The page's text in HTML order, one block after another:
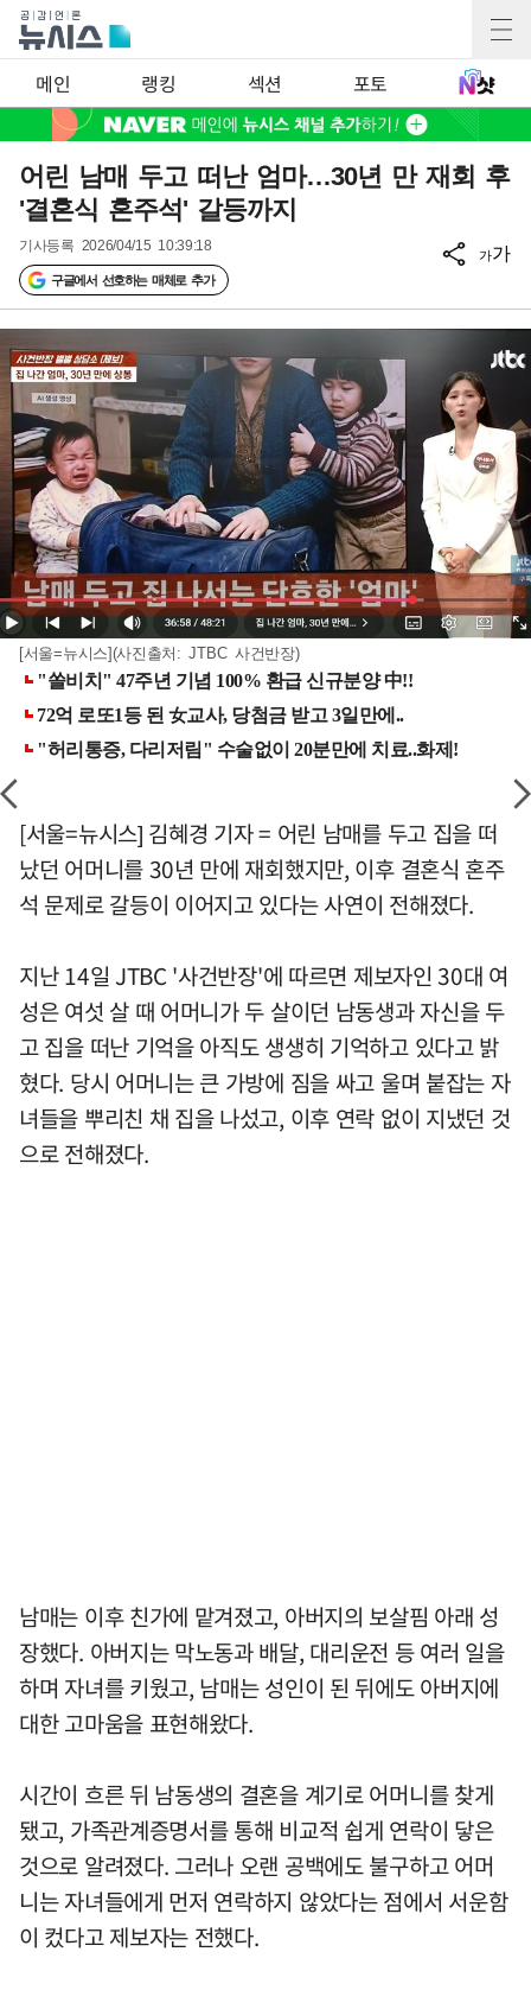
메인 랭킹 섹션 포토
어린 남매 두고 떠난 엄마…30년 만 재회 후
'결혼식 혼주석' 갈등까지
기사등록 2026/04/15 10:39:18
구글에서 선호하는 매체로 추가
가가
[서울=뉴시스](사진출처: JTBC 사건반장)
[서울=뉴시스] 김혜경 기자 = 어린 남매를 두고 집을 떠
났던 어머니를 30년 만에 재회했지만, 이후 결혼식 혼주
석 문제로 갈등이 이어지고 있다는 사연이 전해졌다.
지난 14일 JTBC '사건반장'에 따르면 제보자인 30대 여
성은 여섯 살 때 어머니가 두 살이던 남동생과 자신을 두
고 집을 떠난 기억을 아직도 생생히 기억하고 있다고 밝
혔다. 당시 어머니는 큰 가방에 짐을 싸고 울며 붙잡는 자
녀들을 뿌리친 채 집을 나섰고, 이후 연락 없이 지냈던 것
으로 전해졌다.
남매는 이후 친가에 맡겨졌고, 아버지의 보살핌 아래 성
장했다. 아버지는 막노동과 배달, 대리운전 등 여러 일을
하며 자녀를 키웠고, 남매는 성인이 된 뒤에도 아버지에
대한 고마움을 표현해왔다.
시간이 흐른 뒤 남동생의 결혼을 계기로 어머니를 찾게
됐고, 가족관계증명서를 통해 비교적 쉽게 연락이 닿은
것으로 알려졌다. 그러나 오랜 공백에도 불구하고 어머
니는 자녀들에게 먼저 연락하지 않았다는 점에서 서운함
이 컸다고 제보자는 전했다.